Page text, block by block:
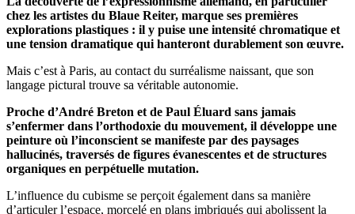
chez les artistes du Blaue Reiter, marque ses premières
explorations plastiques : il y puise une intensité chromatique et
une tension dramatique qui hanteront durablement son œuvre.
Mais c’est à Paris, au contact du surréalisme naissant, que son
langage pictural trouve sa véritable autonomie.
Proche d’André Breton et de Paul Éluard sans jamais
s’enfermer dans l’orthodoxie du mouvement, il développe une
peinture où l’inconscient se manifeste par des paysages
hallucinés, traversés de figures évanescentes et de structures
organiques en perpétuelle mutation.
L’influence du cubisme se perçoit également dans sa manière
d’articuler l’espace, morcelé en plans imbriqués qui abolissent la